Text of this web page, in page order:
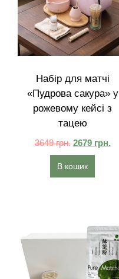
Набір для матчі
«Пудрова сакура» у
рожевому кейсі з
тацею
3649грн. 2679 грн.
В кошик